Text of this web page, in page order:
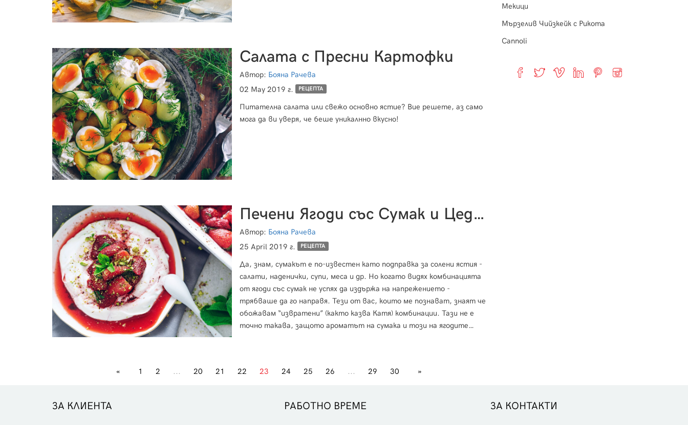
Салата с Пресни Картофки
Автор: Бояна Рачева
02 May 2019 г.
РЕЦЕПТА
Питателна салата или свежо основно ястие? Вие решете, аз само
мога да ви уверя, че беше уникалнно вкусно!
Печени Ягоди със Сумак и Цедено Кисело Мляко
Автор: Бояна Рачева
25 April 2019 г.
РЕЦЕПТА
Да, знам, сумакът е по-известен като подправка за солени ястия -
салати, наденички, супи, меса и др. Но когато видях комбинацията
от ягоди със сумак не успях да издържа на напрежението -
трябваше да го направя. Тези от вас, които ме познават, знаят че
обожавам “извратени” (както казва Катя) комбинации. Тази не е
точно такава, защото ароматът на сумака и този на ягодите
« 1 2 ... 20 21 22 23 24 25 26 ... 29 30 »
Мекици
Мързелив Чийзкейк с Рикота
Cannoli
ЗА КЛИЕНТА РАБОТНО ВРЕМЕ ЗА КОНТАКТИ